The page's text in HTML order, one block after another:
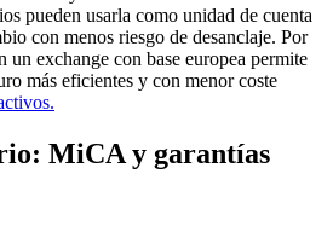
pueden usarla como unidad de cuenta
con menos riesgo de desanclaje. Por
un exchange con base europea permite
más eficientes y con menor coste
MiCA y garantías